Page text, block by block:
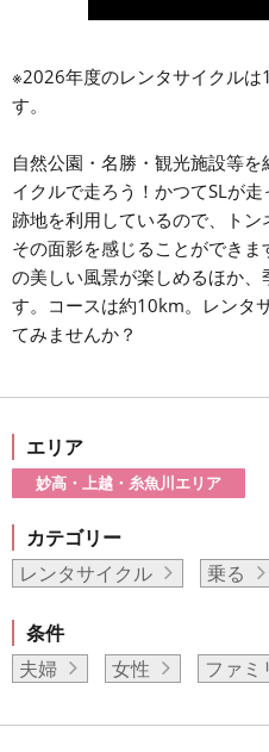
※2026年度のレンタサイクル
す。
自然公園・名勝・観光施設等
イクルで走ろう！かつてSLが
跡地を利用しているので、トン
その面影を感じることができ
の美しい風景が楽しめるほか
す。コースは約10km。レンタ
てみませんか？
エリア
妙高・上越・糸魚川エリア
カテゴリー
レンタサイクル
乗る
条件
夫婦
女性 ファミ